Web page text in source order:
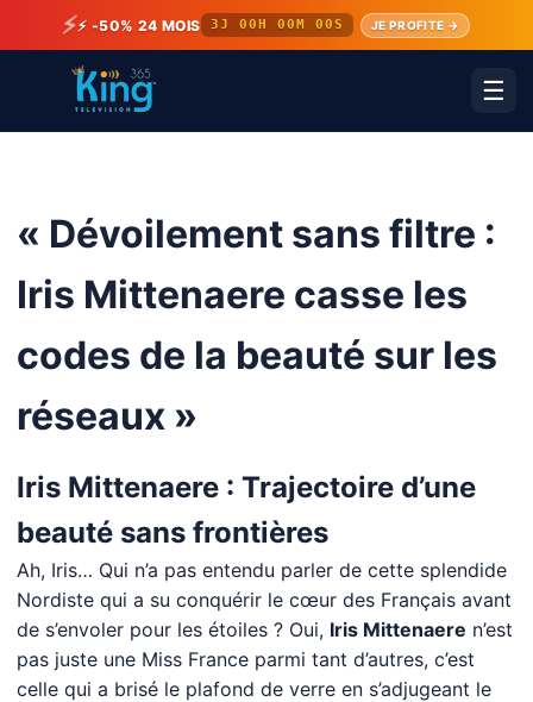
⚡⚡ -50% 24 MOIS 3J 00H 00M 00S JE PROFITE →
☰
« Dévoilement sans filtre :
Iris Mittenaere casse les
codes de la beauté sur les
réseaux »
Iris Mittenaere : Trajectoire d’une
beauté sans frontières
Ah, Iris… Qui n’a pas entendu parler de cette splendide
Nordiste qui a su conquérir le cœur des Français avant
de s’envoler pour les étoiles ? Oui, Iris Mittenaere n’est
pas juste une Miss France parmi tant d’autres, c’est
celle qui a brisé le plafond de verre en s’adjugeant le